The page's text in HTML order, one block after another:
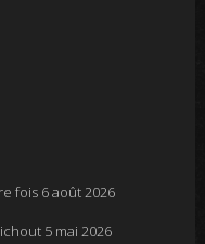
fois 6 août 2026
5 mai 2026